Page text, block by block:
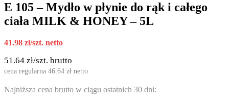
E 105 – Mydło w płynie do rąk i całego
ciała MILK & HONEY – 5L
41.98 zł/szt. netto
51.64 zł/szt. brutto
cena regularna 46.64 zł netto
Najniższa cena brutto w ciągu ostatnich 30 dni: